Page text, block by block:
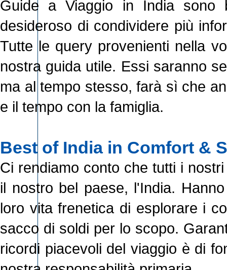
Guide a Viaggio in India sono
desideroso di condividere più
Tutte le query provenienti nella
nostra guida utile. Essi saranno
ma al tempo stesso, farà sì che
e il tempo con la famiglia.
Best of India in Comfort &
Ci rendiamo conto che tutti i
il nostro bel paese, l'India.
loro vita frenetica di esplorare i
sacco di soldi per lo scopo.
ricordi piacevoli del viaggio è di